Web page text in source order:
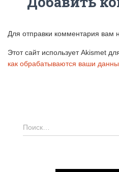
Для отправки комментария вам
Этот сайт использует Akismet
как обрабатываются ваши
Н
а
Поиск…